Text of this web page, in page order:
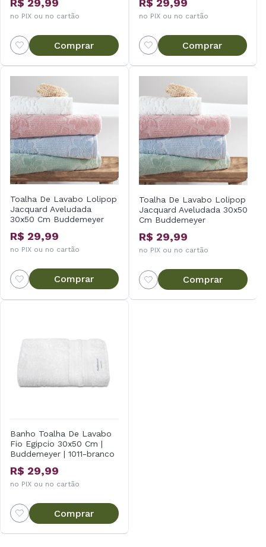
no PIX ou no cartão
Comprar
no PIX ou no cartão
Comprar
Toalha De Lavabo Lolipop
Jacquard Aveludada
30x50 Cm Buddemeyer
R$ 29,99
no PIX ou no cartão
Comprar
Toalha De Lavabo Lolipop
Jacquard Aveludada 30x50
Cm Buddemeyer
R$ 29,99
no PIX ou no cartão
Comprar
Banho Toalha De Lavabo
Fio Egipcio 30x50 Cm |
Buddemeyer | 1011-branco
R$ 29,99
no PIX ou no cartão
Comprar